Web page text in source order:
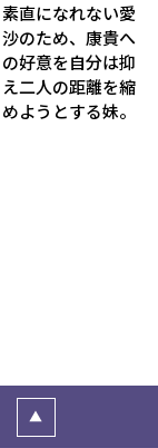
素直になれない愛
沙のため、康貴へ
の好意を自分は抑
え二人の距離を縮
めようとする妹。